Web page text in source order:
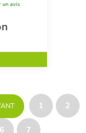
un avis
1 2
6 7